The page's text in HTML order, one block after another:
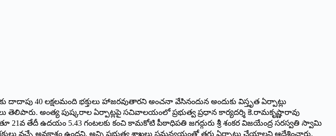
40 లక్షలమంది భక్తులు హాజరవుతారని అంచనా వేసినందున అందుకు విస్తృత ఏర్పాట్లు
తెలిపారు. అంత్య పుష్కరాల ఏర్పాట్లపై సచివాలయంలో ప్రభుత్వ ప్రధాన కార్యదర్శి కె.రామకృష్ణారావు
తేదీ ఉదయం 5.43 గంటలకు కంచి కామకోటి పీఠాధిపతి జగద్గురు శ్రీ శంకర విజయేంద్ర సరస్వతి స్వామి
వచ్చే అవకాశం ఉందని, అన్ని ప్రభుత్వ శాఖలు సమన్వయంతో తగు ఏర్పాట్లు చేయాలని ఆదేశించారు.